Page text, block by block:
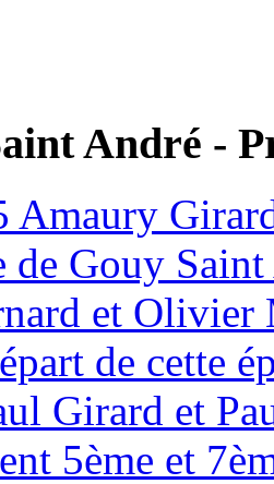
André -
Amaury
Gouy
et Olivier
de cette
Girard et
5ème et